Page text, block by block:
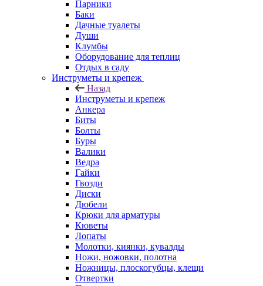
Парники
Баки
Дачные туалеты
Души
Клумбы
Оборудование для теплиц
Отдых в саду
Инструметы и крепеж
Назад
Инструметы и крепеж
Анкера
Биты
Болты
Буры
Валики
Ведра
Гайки
Гвозди
Диски
Дюбели
Крюки для арматуры
Кюветы
Лопаты
Молотки, киянки, кувалды
Ножи, ножовки, полотна
Ножницы, плоскогубцы, клещи
Отвертки